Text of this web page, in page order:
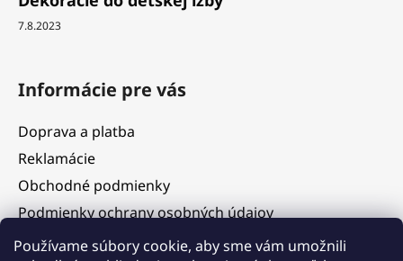
Používame súbory cookie, aby sme vám umožnili
7.8.2023
Informácie pre vás
Doprava a platba
Reklamácie
Obchodné podmienky
Podmienky ochrany osobných údajov
Služby